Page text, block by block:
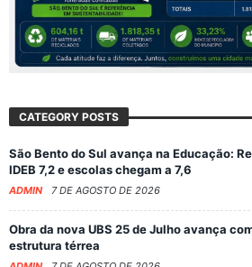
CATEGORY POSTS
São Bento do Sul avança na Educação:
IDEB 7,2 e escolas chegam a 7,6
ADMIN 7 DE AGOSTO DE 2026
Obra da nova UBS 25 de Julho avança
estrutura térrea